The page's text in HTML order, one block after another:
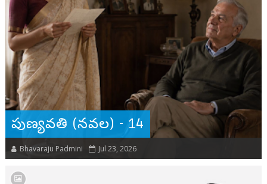
పుణ్యవతి (నవల) - 14
Bhavaraju Padmini Jul 23, 2026